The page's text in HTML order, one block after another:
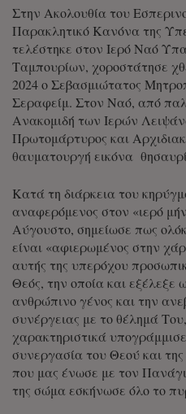
Στην Ακολουθία του
Παρακλητικό Κανόνα της
τελέστηκε στον Ιερό Ναό
Ταμπουρίων, χοροστάτησε
2024 ο Σεβασμιώτατος
Σεραφείμ. Στον Ναό, από
Ανακομιδή των Ιερών
Πρωτομάρτυρος και
θαυματουργή εικόνα
Κατά τη διάρκεια του
αναφερόμενος στον «ιερό
Αύγουστο, σημείωσε πως
είναι «αφιερωμένος στην
αυτής της υπερόχου
Θεός, την οποία και
ανθρώπινο γένος και την
συνέργειας με το θέλημά
χαρακτηριστικά
συνεργασία του Θεού και
που μας ένωσε με τον
της σώμα εσκήνωσε όλο το